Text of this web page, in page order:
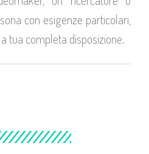
con esigenze particolari,
tua completa disposizione.